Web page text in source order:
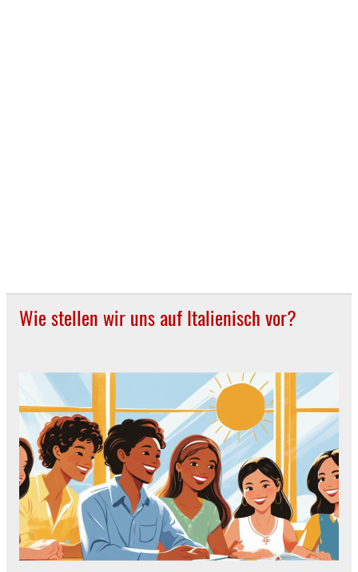
Wie stellen wir uns auf Italienisch vor?